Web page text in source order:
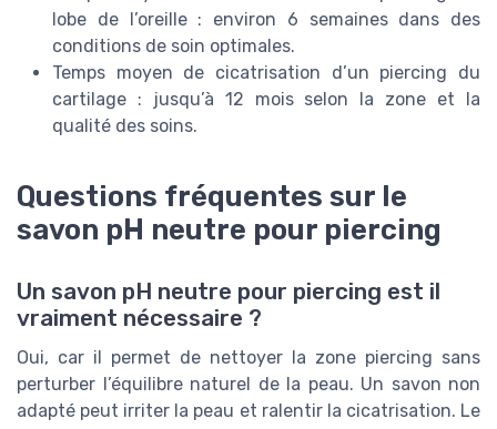
lobe de l’oreille : environ 6 semaines dans des
conditions de soin optimales.
Temps moyen de cicatrisation d’un piercing du
cartilage : jusqu’à 12 mois selon la zone et la
qualité des soins.
Questions fréquentes sur le
savon pH neutre pour piercing
Un savon pH neutre pour piercing est il
vraiment nécessaire ?
Oui, car il permet de nettoyer la zone piercing sans
perturber l’équilibre naturel de la peau. Un savon non
adapté peut irriter la peau et ralentir la cicatrisation. Le